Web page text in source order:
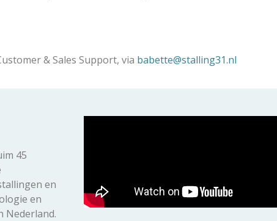
& Sales Support, via babette@stalling31.nl
45
en
en
Nederland.